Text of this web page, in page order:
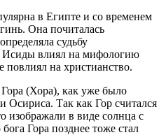
в Египте и со временем
Она почиталась
судьбу
Исиды влиял на мифологию
повлиял на христианство.
(Хора), как уже было
Так как Гор считался
изображали в виде солнца с
Гора позднее тоже стал